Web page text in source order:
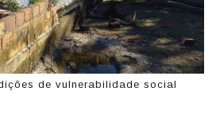
de vulnerabilidade social